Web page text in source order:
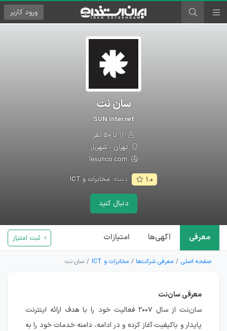
ورود کاربر
سان نت
SUN Internet
تهران - شهریار
۱.۰ دسته: مخابرات و ICT
دنبال کنید
معرفی آگهی‌ها امتیازات ثبت امتیاز
صفحه اصلی معرفی شرکت‌ها مخابرات و ICT سان نت
معرفی سان‌نت
سان‌نت از سال ۲۰۰۷ فعالیت خود را با هدف ارائه اینترنت
پایدار و باکیفیت آغاز کرده و در ادامه، دامنه خدمات خود را به